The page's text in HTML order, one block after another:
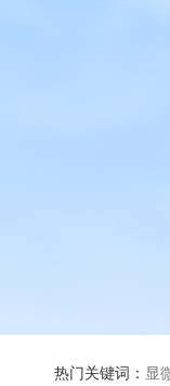
热门关键词： 显微